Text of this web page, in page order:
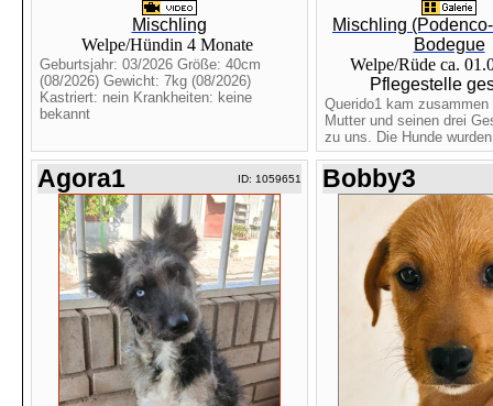
Mischling
Welpe/Hündin 4 Monate
Geburtsjahr: 03/2026 Größe: 40cm
(08/2026) Gewicht: 7kg (08/2026)
Kastriert: nein Krankheiten: keine
bekannt
Mischling
Bodegue
Welpe/Rüde ca.
Pflegestelle
Querido1 kam zusammen
Mutter und seinen drei
zu uns. Die Hunde
Agora1 ID: 1059651 Bobby3